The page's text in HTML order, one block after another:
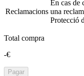
Reclamacions
En cas de
una
Protecció
Total compra
-€
Pagar